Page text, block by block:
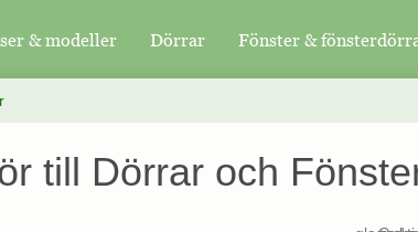
& modeller Dörrar Fönster &
till Dörrar och